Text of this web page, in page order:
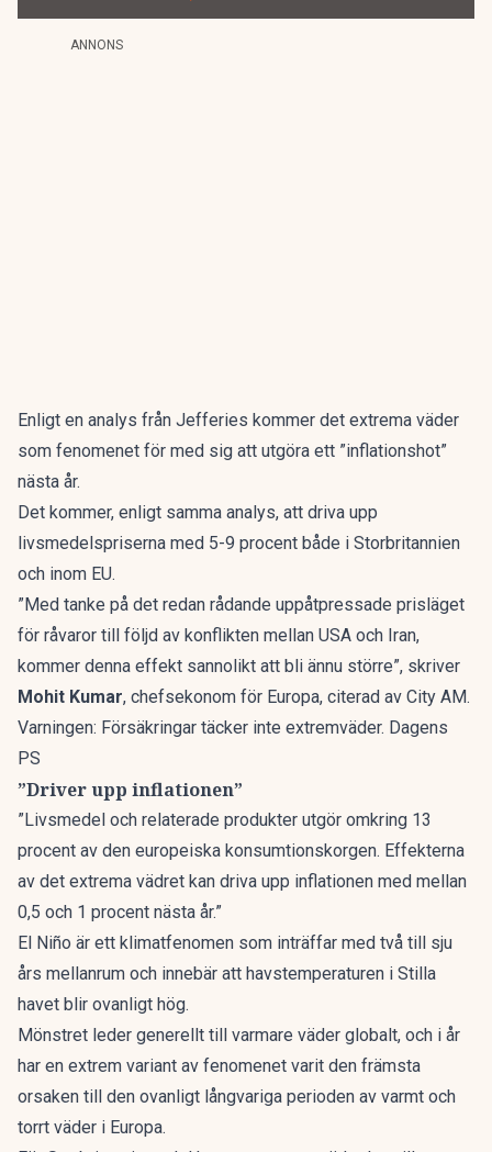
ANNONS
Enligt en analys från Jefferies kommer det extrema väder
som fenomenet för med sig att utgöra ett ”inflationshot”
nästa år.
Det kommer, enligt samma analys, att driva upp
livsmedelspriserna med 5-9 procent både i Storbritannien
och inom EU.
”Med tanke på det redan rådande uppåtpressade prisläget
för råvaror till följd av konflikten mellan USA och Iran,
kommer denna effekt sannolikt att bli ännu större”, skriver
Mohit Kumar, chefsekonom för Europa, citerad av City AM.
Varningen: Försäkringar täcker inte extremväder. Dagens
PS
”Driver upp inflationen”
”Livsmedel och relaterade produkter utgör omkring 13
procent av den europeiska konsumtionskorgen. Effekterna
av det extrema vädret kan driva upp inflationen med mellan
0,5 och 1 procent nästa år.”
El Niño är ett klimatfenomen som inträffar med två till sju
års mellanrum och innebär att havstemperaturen i Stilla
havet blir ovanligt hög.
Mönstret leder generellt till varmare väder globalt, och i år
har en extrem variant av fenomenet varit den främsta
orsaken till den ovanligt långvariga perioden av varmt och
torrt väder i Europa.